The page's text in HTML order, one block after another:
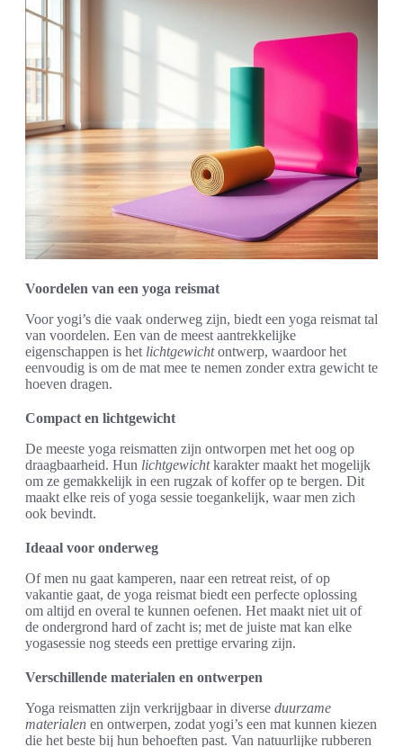
Voordelen van een yoga reismat
Voor yogi’s die vaak onderweg zijn, biedt een yoga reismat tal
van voordelen. Een van de meest aantrekkelijke
eigenschappen is het lichtgewichtontwerp, waardoor het
eenvoudig is om de mat mee te nemen zonder extra gewicht te
hoeven dragen.
Compact en lichtgewicht
De meeste yoga reismatten zijn ontworpen met het oog op
draagbaarheid. Hun lichtgewichtkarakter maakt het mogelijk
om ze gemakkelijk in een rugzak of koffer op te bergen. Dit
maakt elke reis of yoga sessie toegankelijk, waar men zich
ook bevindt.
Ideaal voor onderweg
Of men nu gaat kamperen, naar een retreat reist, of op
vakantie gaat, de yoga reismat biedt een perfecte oplossing
om altijd en overal te kunnen oefenen. Het maakt niet uit of
de ondergrond hard of zacht is; met de juiste mat kan elke
yogasessie nog steeds een prettige ervaring zijn.
Verschillende materialen en ontwerpen
Yoga reismatten zijn verkrijgbaar in diverse duurzame
materialen en ontwerpen, zodat yogi’s een mat kunnen kiezen
die het beste bij hun behoeften past. Van natuurlijke rubberen